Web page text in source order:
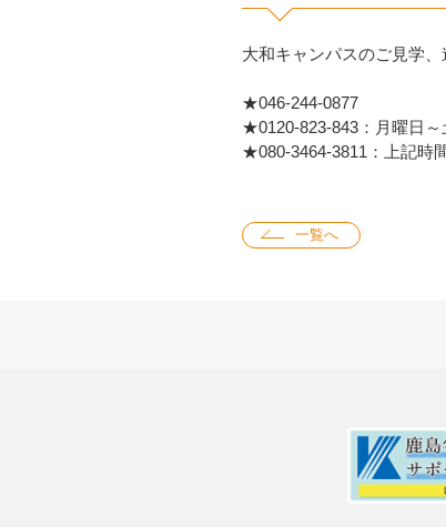
大和キャンパスのご見学
★046-244-0877
★0120-823-843：月曜日～
★080-3464-3811：上記時
一覧へ